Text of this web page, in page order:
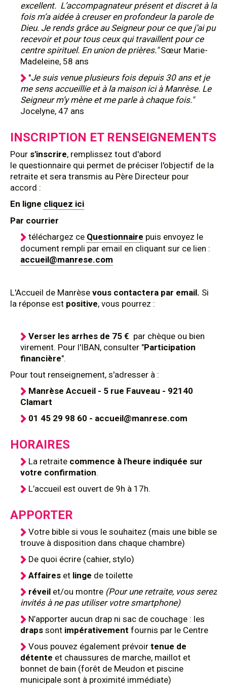
excellent. L’accompagnateur présent et discret à la
fois m’a aidée à creuser en profondeur la parole de
Dieu. Je rends grâce au Seigneur pour ce que j’ai pu
recevoir et pour tous ceux qui travaillent pour ce
centre spirituel. En union de prières."Sœur Marie-
Madeleine, 58 ans
"Je suis venue plusieurs fois depuis 30 ans et je
me sens accueillie et à la maison ici à Manrèse. Le
Seigneur m’y mène et me parle à chaque fois."
Jocelyne, 47 ans
INSCRIPTION ET RENSEIGNEMENTS
Pour s'inscrire, remplissez tout d'abord
le questionnaire qui permet de préciser l'objectif de la
retraite et sera transmis au Père Directeur pour
accord :
En ligne cliquez ici
Par courrier
téléchargez ce Questionnaire puis envoyez le
document rempli par email en cliquant sur ce lien :
accueil@manrese.com
L'Accueil de Manrèse vous contactera par email. Si
la réponse est positive, vous pourrez :
Verser les arrhes de 75 € par chèque ou bien
virement. Pour l'IBAN, consulter "Participation
financière".
Pour tout renseignement, s'adresser à :
Manrèse Accueil - 5 rue Fauveau - 92140
Clamart
01 45 29 98 60 - accueil@manrese.com
HORAIRES
La retraite commence à l'heure indiquée sur
votre confirmation.
L’accueil est ouvert de 9h à 17h.
APPORTER
Votre bible si vous le souhaitez (mais une bible se
trouve à disposition dans chaque chambre)
De quoi écrire (cahier, stylo)
Affaires et linge de toilette
réveil et/ou montre (Pour une retraite, vous serez
invités à ne pas utiliser votre smartphone)
N’apporter aucun drap ni sac de couchage : les
draps sont impérativement fournis par le Centre
Vous pouvez également prévoir tenue de
détente et chaussures de marche, maillot et
bonnet de bain (forêt de Meudon et piscine
municipale sont à proximité immédiate)